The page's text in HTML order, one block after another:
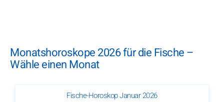
Monatshoroskope 2026 für die Fische –
Wähle einen Monat
Fische-Horoskop Januar 2026